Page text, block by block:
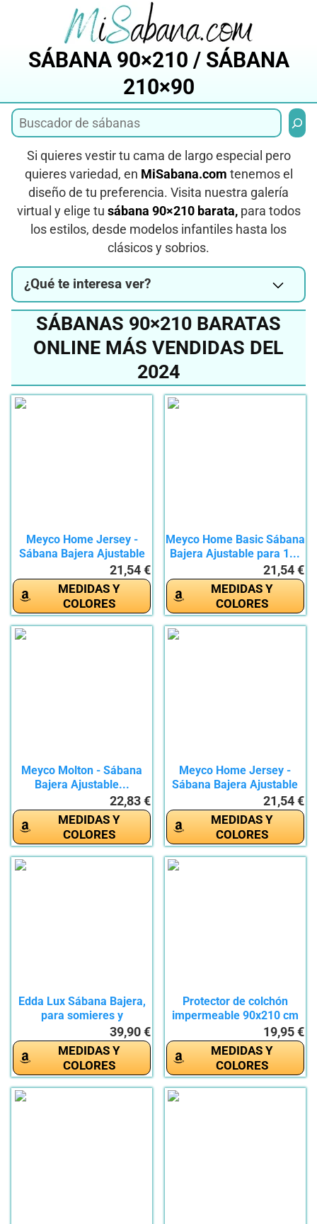
SÁBANA 90×210 / SÁBANA
210×90
Si quieres vestir tu cama de largo especial pero
quieres variedad, en MiSabana.com tenemos el
diseño de tu preferencia. Visita nuestra galería
virtual y elige tu sábana 90×210 barata, para todos
los estilos, desde modelos infantiles hasta los
clásicos y sobrios.
¿Qué te interesa ver?
SÁBANAS 90×210 BARATAS
ONLINE MÁS VENDIDAS DEL
2024
Meyco Home Jersey -
Sábana Bajera Ajustable
21,54 €
MEDIDAS Y
COLORES
Meyco Home Basic Sábana
Bajera Ajustable para 1...
21,54 €
MEDIDAS Y
COLORES
Meyco Molton - Sábana
Bajera Ajustable...
22,83 €
MEDIDAS Y
COLORES
Meyco Home Jersey -
Sábana Bajera Ajustable
21,54 €
MEDIDAS Y
COLORES
Edda Lux Sábana Bajera,
para somieres y
colchones...39,90 €
MEDIDAS Y
COLORES
Protector de colchón
impermeable 90x210 cm
19,95 €
MEDIDAS Y
COLORES